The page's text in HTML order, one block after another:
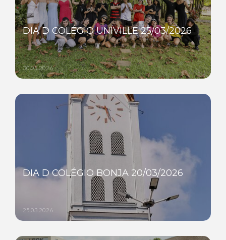
DIA D COLÉGIO UNIVILLE 25/03/2026
30.03.2026
DIA D COLÉGIO BONJA 20/03/2026
25.03.2026